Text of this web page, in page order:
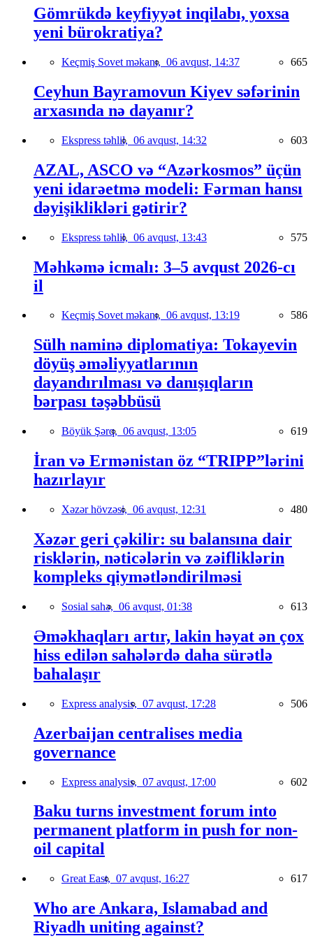
Gömrükdə keyfiyyət inqilabı, yoxsa
yeni bürokratiya?
Keçmiş Sovet məkanı, 06 avqust, 14:37 665
Ceyhun Bayramovun Kiyev səfərinin
arxasında nə dayanır?
Ekspress təhlil, 06 avqust, 14:32 603
AZAL, ASCO və “Azərkosmos” üçün
yeni idarəetmə modeli: Fərman hansı
dəyişiklikləri gətirir?
Ekspress təhlil, 06 avqust, 13:43 575
Məhkəmə icmalı: 3–5 avqust 2026-cı
il
Keçmiş Sovet məkanı, 06 avqust, 13:19 586
Sülh naminə diplomatiya: Tokayevin
döyüş əməliyyatlarının
dayandırılması və danışıqların
bərpası təşəbbüsü
Böyük Şərq, 06 avqust, 13:05 619
İran və Ermənistan öz “TRIPP”lərini
hazırlayır
Xəzər hövzəsi, 06 avqust, 12:31 480
Xəzər geri çəkilir: su balansına dair
risklərin, nəticələrin və zəifliklərin
kompleks qiymətləndirilməsi
Sosial sahə, 06 avqust, 01:38 613
Əməkhaqları artır, lakin həyat ən çox
hiss edilən sahələrdə daha sürətlə
bahalaşır
Express analysis, 07 avqust, 17:28 506
Azerbaijan centralises media
governance
Express analysis, 07 avqust, 17:00 602
Baku turns investment forum into
permanent platform in push for non-
oil capital
Great East, 07 avqust, 16:27 617
Who are Ankara, Islamabad and
Riyadh uniting against?